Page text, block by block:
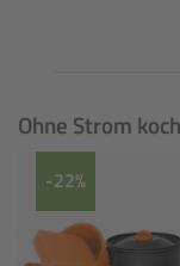
Ohne Strom
-22%